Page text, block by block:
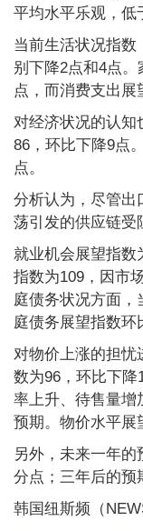
平均水平乐观，低
当前生活状况指数
别下降2点和4点
点，而消费支出展
对经济状况的认知
86，环比下降9点
点。
分析认为，尽管出
荡引发的供应链受
就业机会展望指数
指数为109，因市
庭债务状况方面，
庭债务展望指数环
对物价上涨的担忧
数为96，环比下降
率上升、待售量增
预期。物价水平展
另外，未来一年
分点；三年后的预
韩国纽斯频（